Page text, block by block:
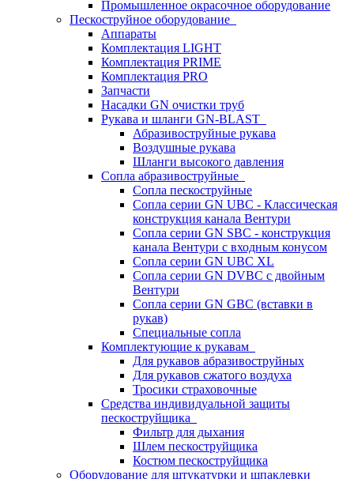
Промышленное окрасочное оборудование
Пескоструйное оборудование
Аппараты
Комплектация LIGHT
Комплектация PRIME
Комплектация PRO
Запчасти
Насадки GN очистки труб
Рукава и шланги GN-BLAST
Абразивоструйные рукава
Воздушные рукава
Шланги высокого давления
Сопла абразивоструйные
Сопла пескоструйные
Сопла серии GN UBC - Классическая
конструкция канала Вентури
Сопла серии GN SBC - конструкция
канала Вентури c входным конусом
Сопла серии GN UBC XL
Сопла серии GN DVBC с двойным
Вентури
Сопла серии GN GBC (вставки в
рукав)
Специальные сопла
Комплектующие к рукавам
Для рукавов абразивоструйных
Для рукавов сжатого воздуха
Тросики страховочные
Средства индивидуальной защиты
пескоструйщика
Фильтр для дыхания
Шлем пескоструйщика
Костюм пескоструйщика
Оборудование для штукатурки и шпаклевки